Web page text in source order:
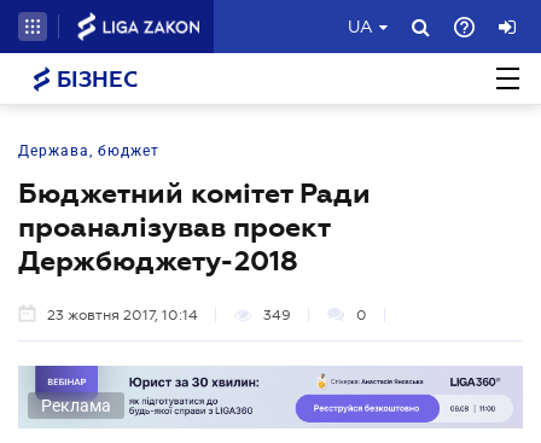
UA
БІЗНЕС
Держава, бюджет
Бюджетний комітет Ради
проаналізував проект
Держбюджету-2018
23 жовтня 2017, 10:14 349 0
Реклама